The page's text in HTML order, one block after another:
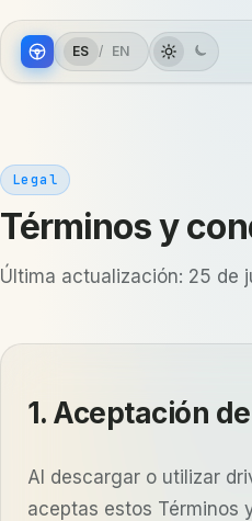
ES / EN
Legal
Términos y
Última actualización: 25 de
1. Aceptación
Al descargar o utilizar
aceptas estos Términos